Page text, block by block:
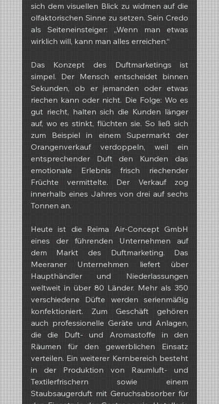
sich dem visuellen Blick zu widmen auf die
olfaktorischen Sinne zu setzen. Sein Credo
als Seiteneinsteiger: „Wenn man etwas
wirklich will, kann man alles erreichen.“
Das Konzept des Duftmarketings ist
simpel. Der Mensch entscheidet binnen
Sekunden, ob er jemanden oder etwas
riechen kann oder nicht. Die Folge: Wo es
gut riecht, halten sich die Kunden länger
auf, wo es stinkt, flüchten sie. So ließ sich
zum Beispiel in einem Supermarkt der
Orangenverkauf verdoppeln, weil ein
entsprechender Duft den Kunden das
emotionale Erlebnis frisch riechender
Früchte vermittelte. Der Verkauf zog
innerhalb eines Jahres von drei auf sechs
Tonnen an.
Heute ist die Reima Air-Concept GmbH
eines der führenden Unternehmen auf
dem Markt des Duftmarketing. Das
Meeraner Unternehmen liefert über
Haupthändler und Niederlassungen
weltweit in über 80 Länder. Mehr als 350
verschiedene Düfte werden serienmäßig
konfektioniert. Zum Geschäft gehören
auch professionelle Geräte und Anlagen,
die die Duft- und Aromastoffe in den
Räumen für den gewerblichen Einsatz
verteilen. Ein weiterer Kernbereich besteht
in der Produktion von Raumluft- und
Textilerfrischern sowie einem
Staubsaugerduft mit Geruchsabsorber für